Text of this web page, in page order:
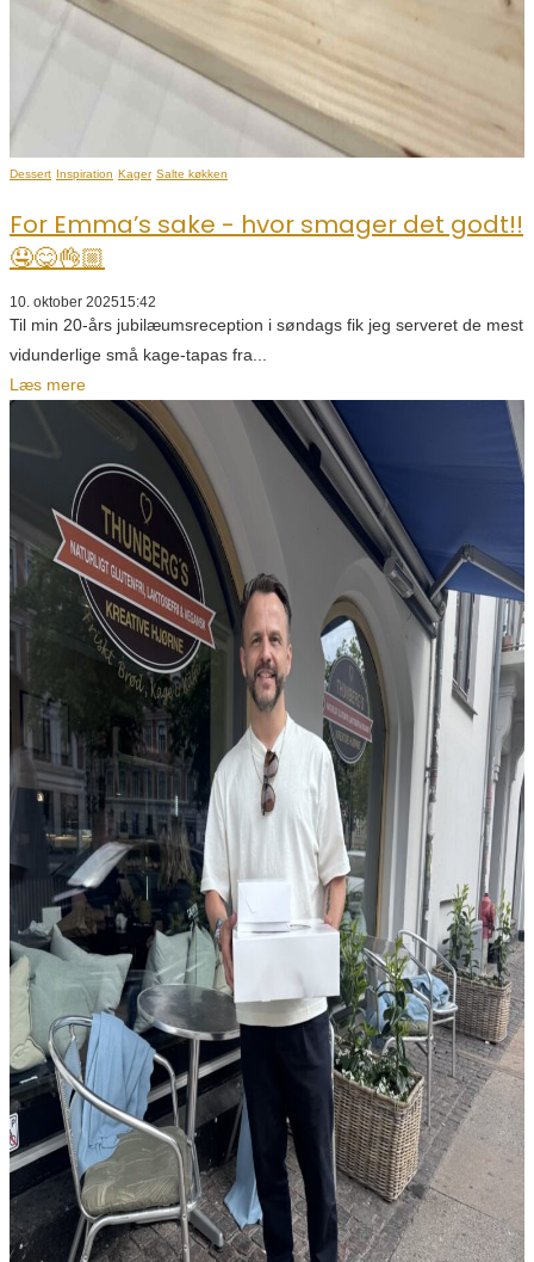
Dessert Inspiration Kager Salte køkken
For Emma’s sake - hvor smager det godt!!
🤤😋👌🏼
10. oktober 202515:42
Til min 20-års jubilæumsreception i søndags fik jeg serveret de mest
vidunderlige små kage-tapas fra...
Læs mere